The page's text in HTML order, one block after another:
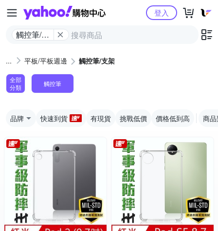
Yahoo購物中心
觸控筆/支
登入
平板/平板週邊 觸控筆/支架
全部
分類
觸控筆
品牌 快速到貨 有現貨 挑戰低價 價格低到高 商